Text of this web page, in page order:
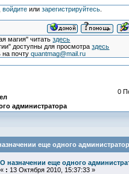
войдитеили зарегистрируйтесь.
магия" читатьздесь
доступны для просмотраздесь
на почтуquantmag@mail.ru
администратора
0
еще одного
О назначении еще одного
« : 13 Октября 2010, 15:37:33 »